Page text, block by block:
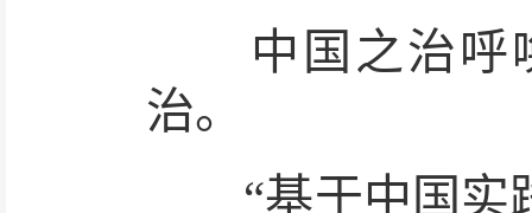
中国之治呼唤
治。
“基于中国实践